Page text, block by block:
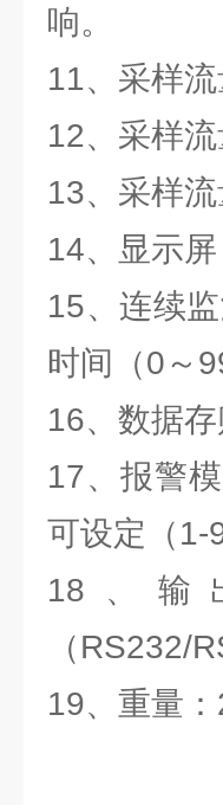
响。
11、采样流
12、采样流
13、采样流
14、显示屏
15、连续
时间（0～
16、数据
17、报警
可设定（1-
18、输
（RS232/
19、重量